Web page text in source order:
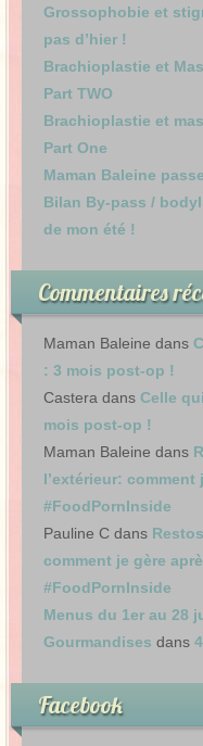
Grossophobie et
pas d’hier !
Brachioplastie et
Part TWO
Brachioplastie et
Part One
Maman Baleine
Bilan By-pass /
de mon été !
Commentaires
Maman Baleine dans
: 3 mois post-op !
Castera dans Celle
mois post-op !
Maman Baleine dans
l’extérieur:
#FoodPornInside
Pauline C dans
comment je gère
#FoodPornInside
Menus du 1er au 28
Gourmandises dans
Facebook